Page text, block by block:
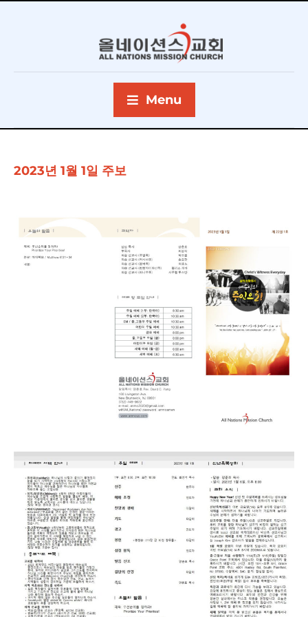
Menu
2023년 1월 1일 주보